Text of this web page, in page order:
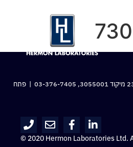
03-376-7405 | פתח
© 2020 Hermon Laboratories Ltd.